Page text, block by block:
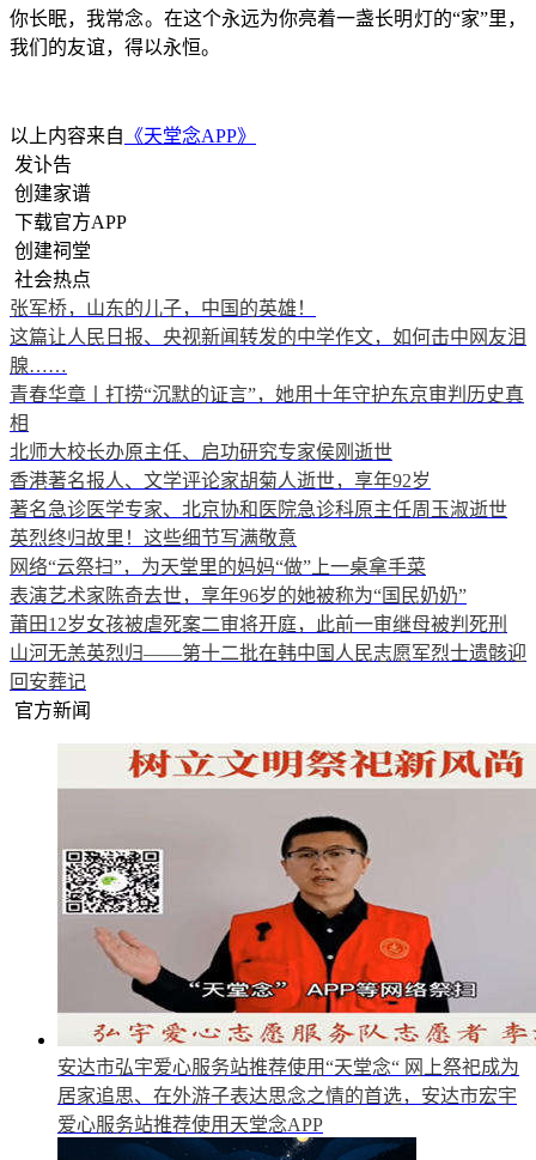
你长眠，我常念。在这个永远为你亮着一盏长明灯的“家”里，
我们的友谊，得以永恒。
以上内容来自 《天堂念APP》
发讣告
创建家谱
下载官方APP
创建祠堂
社会热点
张军桥，山东的儿子，中国的英雄！
这篇让人民日报、央视新闻转发的中学作文，如何击中网友泪
腺……
青春华章丨打捞“沉默的证言”，她用十年守护东京审判历史真
相
北师大校长办原主任、启功研究专家侯刚逝世
香港著名报人、文学评论家胡菊人逝世，享年92岁
著名急诊医学专家、北京协和医院急诊科原主任周玉淑逝世
英烈终归故里！这些细节写满敬意
网络“云祭扫”，为天堂里的妈妈“做”上一桌拿手菜
表演艺术家陈奇去世，享年96岁的她被称为“国民奶奶”
莆田12岁女孩被虐死案二审将开庭，此前一审继母被判死刑
山河无恙英烈归——第十二批在韩中国人民志愿军烈士遗骸迎
回安葬记
官方新闻
安达市弘宇爱心服务站推荐使用“天堂念“ 网上祭祀成为
居家追思、在外游子表达思念之情的首选，安达市宏宇
爱心服务站推荐使用天堂念APP